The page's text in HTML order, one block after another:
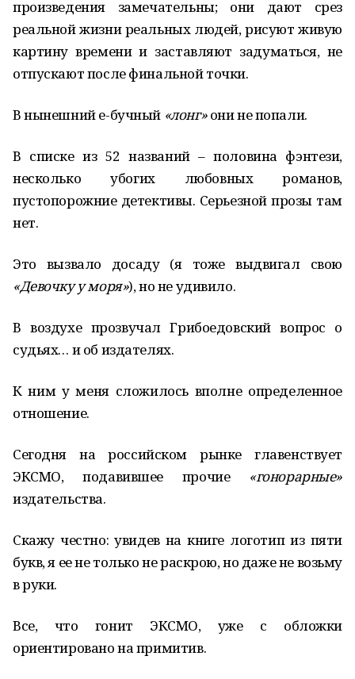
произведения замечательны; они дают срез
реальной жизни реальных людей, рисуют живую
картину времени и заставляют задуматься, не
отпускают после финальной точки.
В нынешний е-бучный «лонг»они не попали.
В списке из 52 названий – половина фэнтези,
несколько убогих любовных романов,
пустопорожние детективы. Серьезной прозы там
нет.
Это вызвало досаду (я тоже выдвигал свою
«Девочку у моря»), но не удивило.
В воздухе прозвучал Грибоедовский вопрос о
судьях… и об издателях.
К ним у меня сложилось вполне определенное
отношение.
Сегодня на российском рынке главенствует
ЭКСМО, подавившее прочие «гонорарные»
издательства.
Скажу честно: увидев на книге логотип из пяти
букв, я ее не только не раскрою, но даже не возьму
в руки.
Все, что гонит ЭКСМО, уже с обложки
ориентировано на примитив.